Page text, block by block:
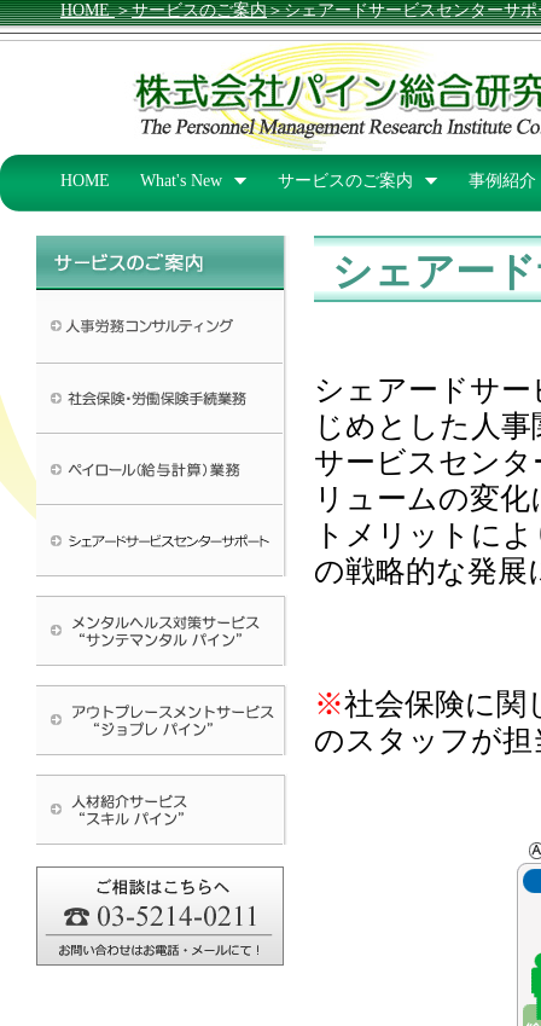
HOME＞サービスのご案内＞シェアードサービスセンターサポ
HOME What's New サービスのご案内 事例紹介
シェアー
シェアードサ
じめとした人
サービスセン
リュームの変
トメリットに
の戦略的な発展
※社会保険に関
のスタッフが